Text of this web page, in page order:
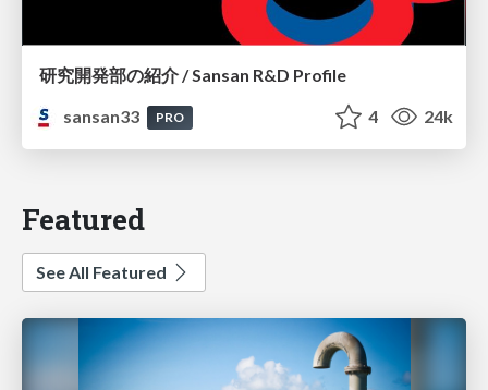
研究開発部の紹介 / Sansan R&D Profile
sansan33
PRO 4 24k
Featured
See All Featured